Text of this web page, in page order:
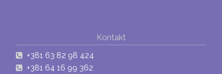
Kontakt
+381 63 82 98 424
+381 64 16 99 362